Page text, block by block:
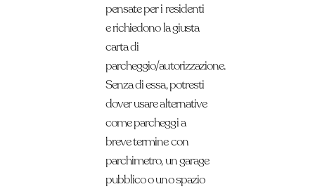
pensate per i residenti
e richiedono la giusta
carta di
parcheggio/autorizzazione.
Senza di essa, potresti
dover usare alternative
come parcheggi a
breve termine con
parchimetro, un garage
pubblico o uno spazio